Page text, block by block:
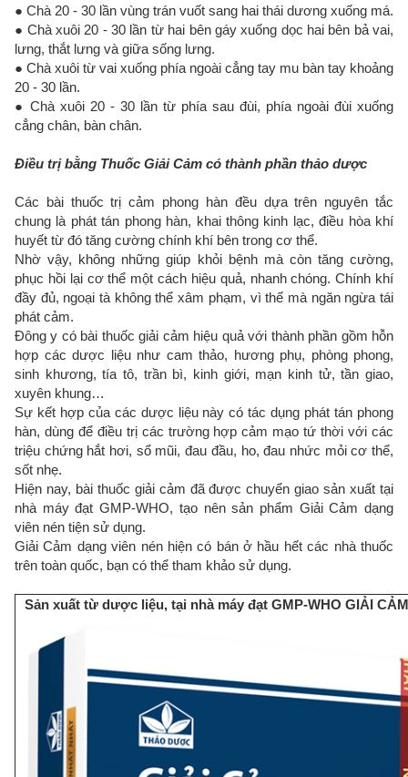
● Chà 20 - 30 lần vùng trán vuốt sang hai thái dương xuống má.
● Chà xuôi 20 - 30 lần từ hai bên gáy xuống dọc hai bên bả vai,
lưng, thắt lưng và giữa sống lưng.
● Chà xuôi từ vai xuống phía ngoài cẳng tay mu bàn tay khoảng
20 - 30 lần.
● Chà xuôi 20 - 30 lần từ phía sau đùi, phía ngoài đùi xuống
cẳng chân, bàn chân.
Điều trị bằng Thuốc Giải Cảm có thành phần thảo dược
Các bài thuốc trị cảm phong hàn đều dựa trên nguyên tắc
chung là phát tán phong hàn, khai thông kinh lạc, điều hòa khí
huyết từ đó tăng cường chính khí bên trong cơ thể.
Nhờ vậy, không những giúp khỏi bệnh mà còn tăng cường,
phục hồi lại cơ thể một cách hiệu quả, nhanh chóng. Chính khí
đầy đủ, ngoại tà không thể xâm phạm, vì thế mà ngăn ngừa tái
phát cảm.
Đông y có bài thuốc giải cảm hiệu quả với thành phần gồm hỗn
hợp các dược liệu như cam thảo, hương phụ, phòng phong,
sinh khương, tía tô, trần bì, kinh giới, mạn kinh tử, tần giao,
xuyên khung…
Sự kết hợp của các dược liệu này có tác dụng phát tán phong
hàn, dùng để điều trị các trường hợp cảm mạo tứ thời với các
triệu chứng hắt hơi, sổ mũi, đau đầu, ho, đau nhức mỏi cơ thể,
sốt nhẹ.
Hiện nay, bài thuốc giải cảm đã được chuyển giao sản xuất tại
nhà máy đạt GMP-WHO, tạo nên sản phẩm Giải Cảm dạng
viên nén tiện sử dụng.
Giải Cảm dạng viên nén hiện có bán ở hầu hết các nhà thuốc
trên toàn quốc, bạn có thể tham khảo sử dụng.
Sản xuất từ dược liệu, tại nhà máy đạt GMP-WHO GIẢI